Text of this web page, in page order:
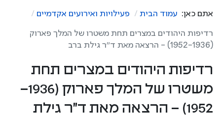
אתם כאן: עמוד הבית
פעילויות ואירועים אקדמיים
רדיפות היהודים במצרים תחת משטרו של המלך פארוק
(1936–1952) – הרצאה מאת ד"ר גילת ברב
רדיפות היהודים במצרים תחת
משטרו של המלך פארוק (1936–
1952) – הרצאה מאת ד"ר גילת